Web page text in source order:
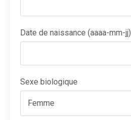
Date de naissance (aaaa-mm-jj)
Sexe biologique